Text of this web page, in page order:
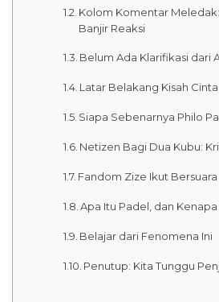
Kolom Komentar
Banjir Reaksi
Belum Ada Klarifikasi dari
Latar Belakang Kisah
Siapa Sebenarnya Philo
Netizen Bagi Dua Kubu:
Fandom Zize Ikut Bersuara
Apa Itu Padel, dan Kenapa
Belajar dari Fenomena Ini
Penutup: Kita Tunggu